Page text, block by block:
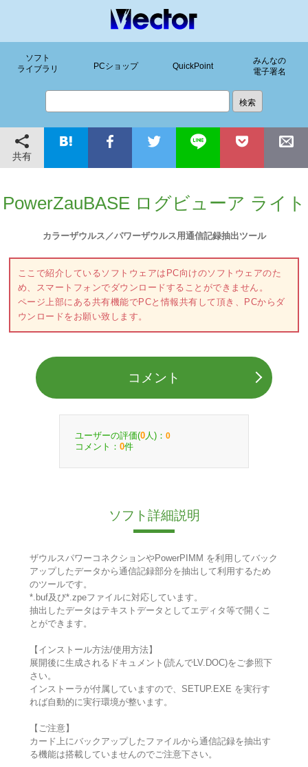
ソフト
ライブラリ
PCショップ QuickPoint
みんなの
電子署名
共有
PowerZauBASE ログビューア ライト
カラーザウルス／パワーザウルス用通信記録抽出ツール
ここで紹介しているソフトウェアはPC向けのソフトウェアのた
め、スマートフォンでダウンロードすることができません。
ページ上部にある共有機能でPCと情報共有して頂き、PCからダ
ウンロードをお願い致します。
コメント
ユーザーの評価(0 人)： 0
コメント： 0件
ソフト詳細説明
ザウルスパワーコネクションやPowerPIMM を利用してバック
アップしたデータから通信記録部分を抽出して利用するため
のツールです。
*.buf及び*.zpeファイルに対応しています。
抽出したデータはテキストデータとしてエディタ等で開くこ
とができます。
【インストール方法/使用方法】
展開後に生成されるドキュメント(読んでLV.DOC)をご参照下
さい。
インストーラが付属していますので、SETUP.EXE を実行す
れば自動的に実行環境が整います。
【ご注意】
カード上にバックアップしたファイルから通信記録を抽出す
る機能は搭載していませんのでご注意下さい。